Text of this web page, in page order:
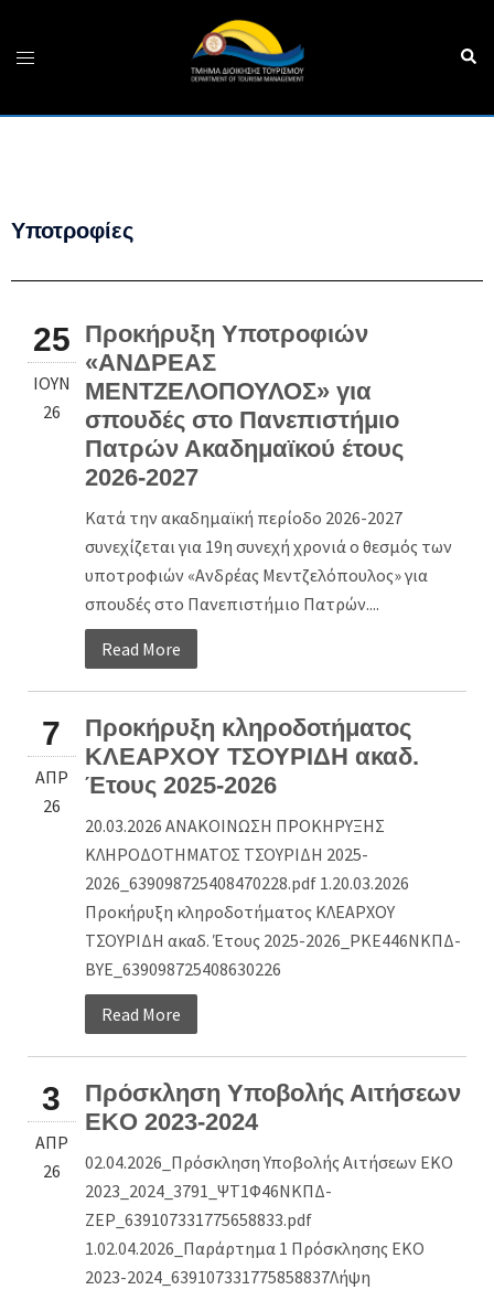
Υποτροφίες
25
ΙΟΎΝ
26
Προκήρυξη Υποτροφιών
«ΑΝΔΡΕΑΣ
ΜΕΝΤΖΕΛΟΠΟΥΛΟΣ» για
σπουδές στο Πανεπιστήμιο
Πατρών Ακαδημαϊκού έτους
2026-2027
Κατά την ακαδημαϊκή περίοδο 2026-2027
συνεχίζεται για 19η συνεχή χρονιά ο θεσμός των
υποτροφιών «Ανδρέας Μεντζελόπουλος» για
σπουδές στο Πανεπιστήμιο Πατρών....
Read More
7
ΑΠΡ
26
Προκήρυξη κληροδοτήματος
ΚΛΕΑΡΧΟΥ ΤΣΟΥΡΙΔΗ ακαδ.
Έτους 2025-2026
20.03.2026 ΑΝΑΚΟΙΝΩΣΗ ΠΡΟΚΗΡΥΞΗΣ
ΚΛΗΡΟΔΟΤΗΜΑΤΟΣ ΤΣΟΥΡΙΔΗ 2025-
2026_639098725408470228.pdf 1.20.03.2026
Προκήρυξη κληροδοτήματος ΚΛΕΑΡΧΟΥ
ΤΣΟΥΡΙΔΗ ακαδ. Έτους 2025-2026_ΡΚΕ446ΝΚΠΔ-
ΒΥΕ_639098725408630226
Read More
3
ΑΠΡ
26
Πρόσκληση Υποβολής Αιτήσεων
EKO 2023-2024
02.04.2026_Πρόσκληση Υποβολής Αιτήσεων EKO
2023_2024_3791_ΨΤ1Φ46ΝΚΠΔ-
ΖΕΡ_639107331775658833.pdf
1.02.04.2026_Παράρτημα 1 Πρόσκλησης ΕΚΟ
2023-2024_639107331775858837Λήψη